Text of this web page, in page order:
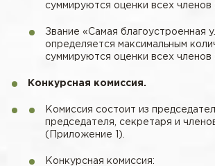
суммируются оценки всех членов
Звание «Самая благоустроенная
определяется максимальным
суммируются оценки всех членов
Конкурсная комиссия.
Комиссия состоит из
председателя, секретаря и
(Приложение 1).
Конкурсная комиссия: